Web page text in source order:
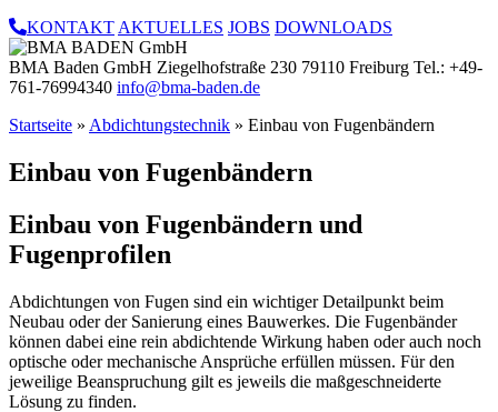
KONTAKT AKTUELLES JOBS DOWNLOADS
BMA Baden GmbH Ziegelhofstraße 230 79110 Freiburg Tel.: +49-
761-76994340 info@bma-baden.de
Startseite » Abdichtungstechnik » Einbau von Fugenbändern
Einbau von Fugenbändern
Einbau von Fugenbändern und
Fugenprofilen
Abdichtungen von Fugen sind ein wichtiger Detailpunkt beim
Neubau oder der Sanierung eines Bauwerkes. Die Fugenbänder
können dabei eine rein abdichtende Wirkung haben oder auch noch
optische oder mechanische Ansprüche erfüllen müssen. Für den
jeweilige Beanspruchung gilt es jeweils die maßgeschneiderte
Lösung zu finden.